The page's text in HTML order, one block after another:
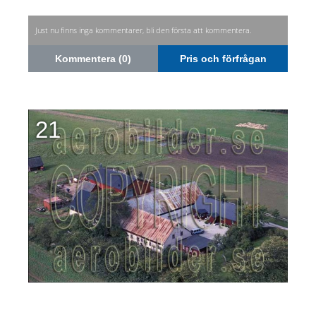
Just nu finns inga kommentarer, bli den första att kommentera.
Kommentera (0) Pris och förfrågan
21